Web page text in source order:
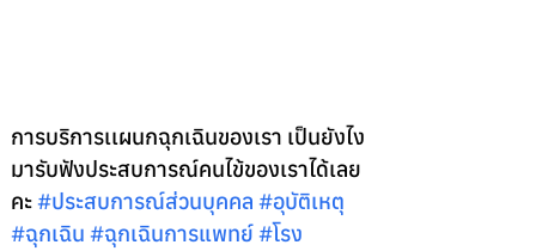
การบริการเเผนกฉุกเฉินของเรา เป็นยังไง
มารับฟังประสบการณ์คนไข้ของเราได้เลย
คะ #ประสบการณ์ส่วนบุคคล #อุบัติเหตุ
#ฉุกเฉิน #ฉุกเฉินการแพทย์ #โรง